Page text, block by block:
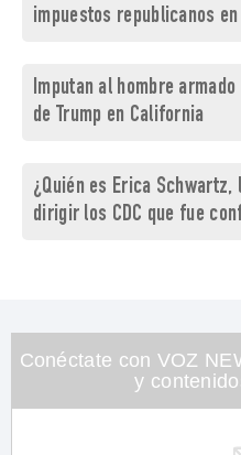
impuestos republicanos en
Imputan al hombre
de Trump en California
¿Quién es Erica Schwartz,
dirigir los CDC que fue
Conéctate con VOZ
y